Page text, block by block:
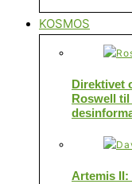
KOSMOS
Direktivet
Roswell til
Artemis II: